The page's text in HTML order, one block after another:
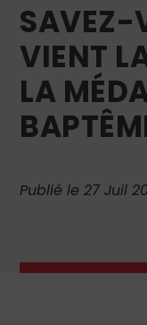
SAVEZ-
VIENT
LA
Publié le 27 Juil